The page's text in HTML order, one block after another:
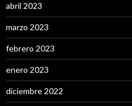
abril 2023
marzo 2023
febrero 2023
enero 2023
diciembre 2022